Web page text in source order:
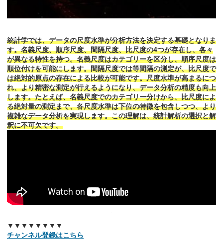
統計学では、データの尺度水準が分析方法を決定する基礎となりま
す。名義尺度、順序尺度、間隔尺度、比尺度の4つが存在し、各々
が異なる特性を持つ。名義尺度はカテゴリーを区分し、順序尺度は
順位付けを可能にします。間隔尺度では等間隔の測定が、比尺度で
は絶対的原点の存在による比較が可能です。尺度水準が高まるにつ
れ、より精密な測定が行えるようになり、データ分析の精度も向上
します。たとえば、名義尺度でのカテゴリー分けから、比尺度によ
る絶対量の測定まで、各尺度水準は下位の特徴を包含しつつ、より
複雑なデータ分析を実現します。この理解は、統計解析の選択と解
釈に不可欠です。
▼▼▼▼▼▼▼▼
チャンネル登録はこちら